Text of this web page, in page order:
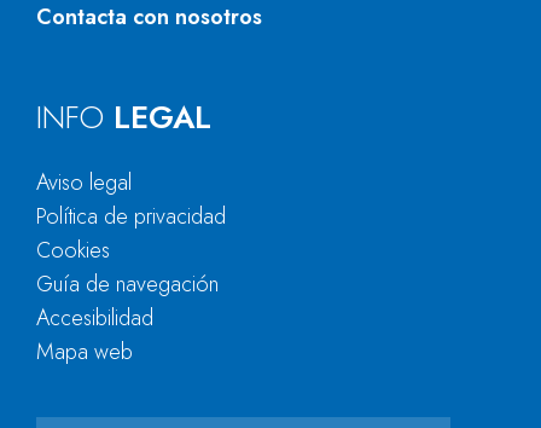
Contacta con nosotros
INFO LEGAL
Aviso legal
Política de privacidad
Cookies
Guía de navegación
Accesibilidad
Mapa web